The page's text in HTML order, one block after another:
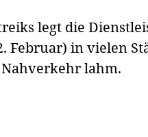
legt die
Februar) in vielen
lahm.